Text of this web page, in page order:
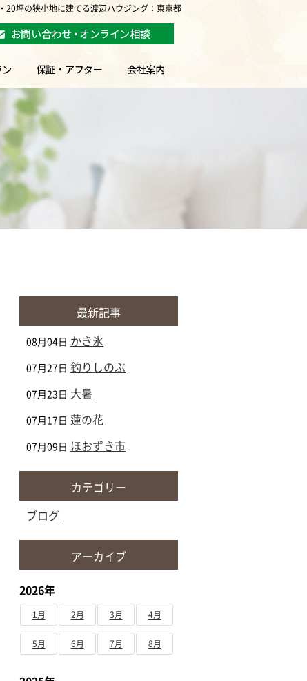
20坪の狭小地に建てる渡辺ハウジング：東京都
最新記事
08月04日 かき氷
07月27日 釣りしのぶ
07月23日 大暑
07月17日 蓮の花
07月09日 ほおずき市
カテゴリー
ブログ
アーカイブ
2026年
1月 2月 3月 4月
5月 6月 7月 8月